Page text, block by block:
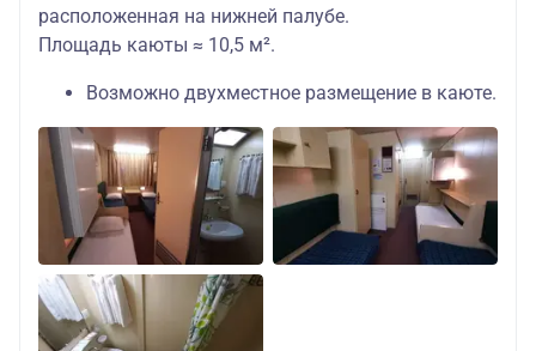
расположенная на нижней палубе.
Площадь каюты ≈ 10,5 м².
Возможно двухместное размещение в каюте.